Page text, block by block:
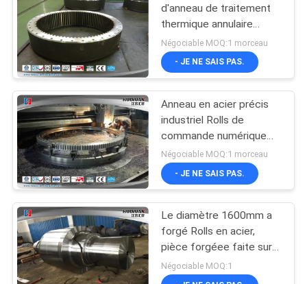
d'anneau de traitement
thermique annulaire
résistant de pièce
forgéee
Négociable MOQ:1 morceau
- JE NE SAIS PAS.
Anneau en acier précis
industriel Rolls de
commande numérique
par ordinateur de
l'incidence 5000mm de
pivotement de pièce
Négociable MOQ:1 morceau
- JE NE SAIS PAS.
Le diamètre 1600mm a
forgé Rolls en acier,
pièce forgéee faite sur
commande de l'acier
inoxydable 50Mn
Négociable MOQ:1